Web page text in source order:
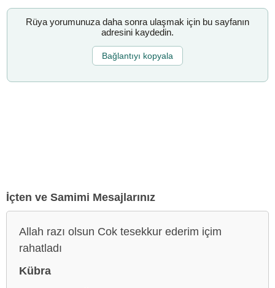
Rüya yorumunuza daha sonra ulaşmak için bu sayfanın
adresini kaydedin.
Bağlantıyı kopyala
İçten ve Samimi Mesajlarınız
Allah razı olsun Cok tesekkur ederim içim
rahatladı
Kübra